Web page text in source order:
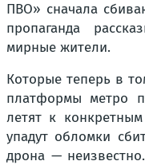
ПВО» сначала
пропаганда
мирные жители.
Которые теперь в
платформы метро
летят к
упадут обломки
дрона —